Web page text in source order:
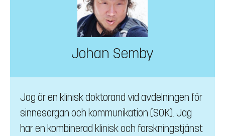
Johan Semby
Jag är en klinisk doktorand vid avdelningen för
sinnesorgan och kommunikation (SOK). Jag
har en kombinerad klinisk och forskningstjänst